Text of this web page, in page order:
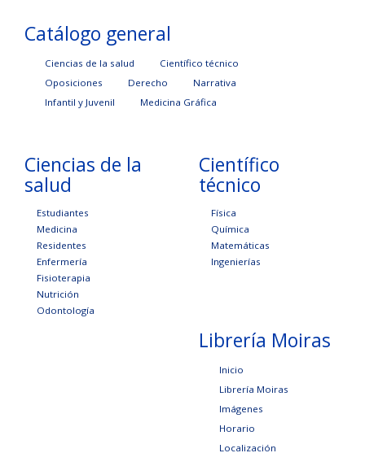
Catálogo general
Ciencias de la salud
Científico técnico
Oposiciones
Derecho
Narrativa
Infantil y Juvenil
Medicina Gráfica
Ciencias de la
salud
Estudiantes
Medicina
Residentes
Enfermería
Fisioterapia
Nutrición
Odontología
Científico
técnico
Física
Química
Matemáticas
Ingenierías
Librería Moiras
Inicio
Librería Moiras
Imágenes
Horario
Localización